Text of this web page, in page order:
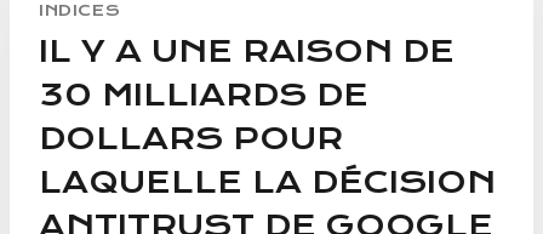
INDICES
IL Y A UNE RAISON DE
30 MILLIARDS DE
DOLLARS POUR
LAQUELLE LA DÉCISION
ANTITRUST DE GOOGLE